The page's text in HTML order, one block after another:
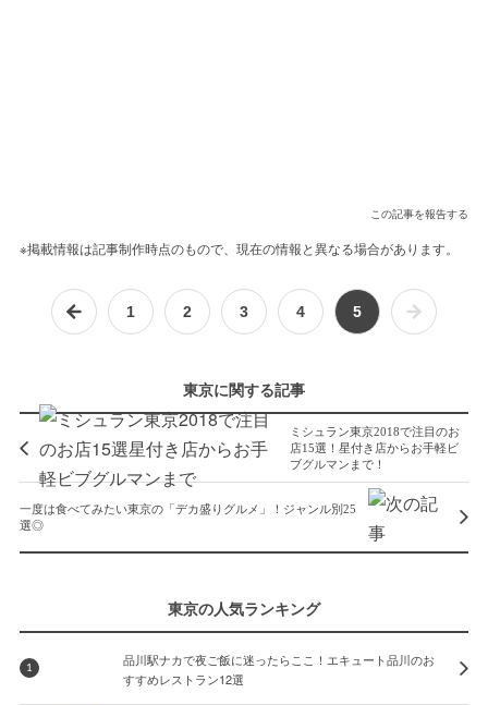
この記事を報告する
※掲載情報は記事制作時点のもので、現在の情報と異なる場合があります。
1 2 3 4 5
東京に関する記事
ミシュラン東京2018で注目のお
店15選！星付き店からお手軽ビ
ブグルマンまで！
一度は食べてみたい東京の「デカ盛りグルメ」！ジャンル別25
選◎
東京の人気ランキング
1
品川駅ナカで夜ご飯に迷ったらここ！エキュート品川のお
すすめレストラン12選